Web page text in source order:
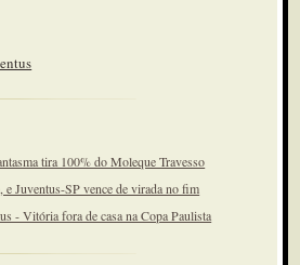
tira 100% do Moleque Travesso
Juventus-SP vence de virada no fim
- Vitória fora de casa na Copa Paulista